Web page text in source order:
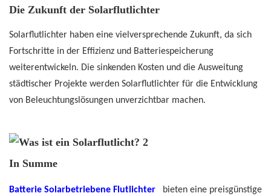
Die Zukunft der Solarflutlichter
Solarflutlichter haben eine vielversprechende Zukunft, da sich
Fortschritte in der Effizienz und Batteriespeicherung
weiterentwickeln. Die sinkenden Kosten und die Ausweitung
städtischer Projekte werden Solarflutlichter für die Entwicklung
von Beleuchtungslösungen unverzichtbar machen.
In Summe
Batterie Solarbetriebene Flutlichter
bieten eine preisgünstige